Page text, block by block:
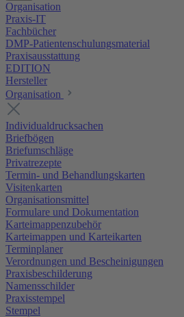
Organisation
Praxis-IT
Fachbücher
DMP-Patientenschulungsmaterial
Praxisausstattung
EDITION
Hersteller
Organisation
Individualdrucksachen
Briefbögen
Briefumschläge
Privatrezepte
Termin- und Behandlungskarten
Visitenkarten
Organisationsmittel
Formulare und Dokumentation
Karteimappenzubehör
Karteimappen und Karteikarten
Terminplaner
Verordnungen und Bescheinigungen
Praxisbeschilderung
Namensschilder
Praxisstempel
Stempel